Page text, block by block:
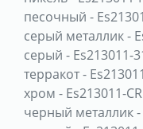
песочный -
серый металлик-
серый - Es213011-
терракот-
хром - Es213011-CR
черный металлик-